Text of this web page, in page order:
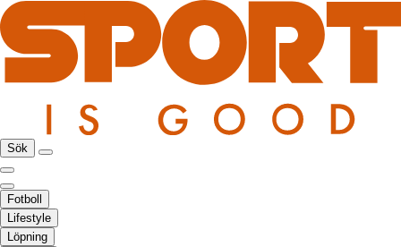
Sök
Fotboll
Lifestyle
Löpning